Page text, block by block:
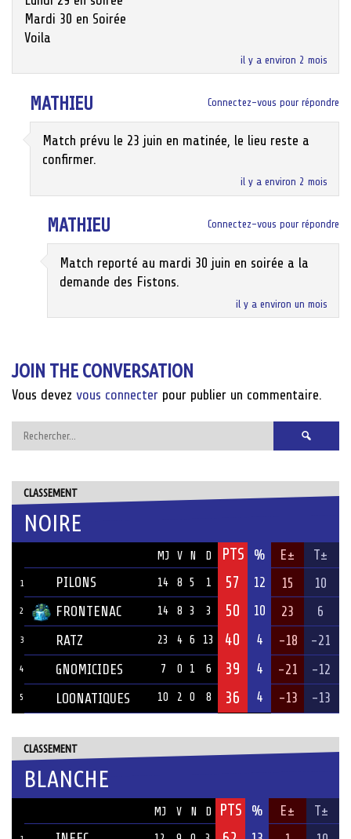
il y a environ 2 mois
Mardi 30 en Soirée
Voila
MATHIEU
il y a environ 2 mois
Match prévu le 23 juin en matinée, le lieu reste a
confirmer.
Connectez-vous pour répondre
MATHIEU
il y a environ un mois
Match reporté au mardi 30 juin en soirée a la
demande des Fistons.
Connectez-vous pour répondre
JOIN THE CONVERSATION
Vous devez vous connecter pour publier un commentaire.
Rechercher :
CLASSEMENT
NOIRE
MJ V N D PTS % E± T±
1 PILONS 14 8 5 1 57 12 15 10
2 FRONTENAC 14 8 3 3 50 10 23 6
3 RATZ 23 4 6 13 40 4 -18 -21
4 GNOMICIDES 7 0 1 6 39 4 -21 -12
5 LOONATIQUES 10 2 0 8 36 4 -13 -13
CLASSEMENT
BLANCHE
MJ V N D PTS % E± T±